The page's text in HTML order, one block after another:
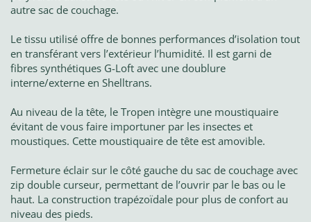
autre sac de couchage.
Le tissu utilisé offre de bonnes performances d’isolation tout
en transférant vers l’extérieur l’humidité. Il est garni de
fibres synthétiques G-Loft avec une doublure
interne/externe en Shelltrans.
Au niveau de la tête, le Tropen intègre une moustiquaire
évitant de vous faire importuner par les insectes et
moustiques. Cette moustiquaire de tête est amovible.
Fermeture éclair sur le côté gauche du sac de couchage avec
zip double curseur, permettant de l’ouvrir par le bas ou le
haut. La construction trapézoïdale pour plus de confort au
niveau des pieds.